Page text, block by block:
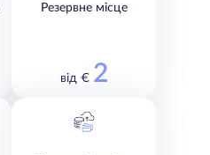
Резервне місце
від € 2